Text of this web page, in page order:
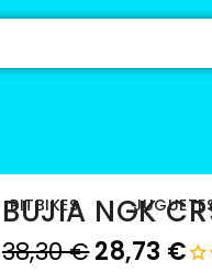
PITBIKES
BUJIA NGK
38,30 €28,73 €